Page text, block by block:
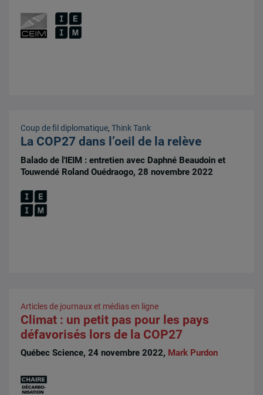
Coup de fil diplomatique,Think Tank
La COP27 dans l’oeil de la relève
Balado de l'IEIM : entretien avec Daphné Beaudoin et
Touwendé Roland Ouédraogo, 28 novembre 2022
Articles de journaux et médias en ligne
Climat : un petit pas pour les pays
défavorisés lors de la COP27
Québec Science, 24 novembre 2022, Mark Purdon